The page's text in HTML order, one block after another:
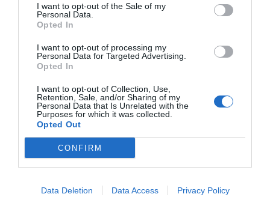
I want to opt-out of the Sale of my
Personal Data.
Opted In
I want to opt-out of processing my
Personal Data for Targeted Advertising.
Opted In
I want to opt-out of Collection, Use,
Retention, Sale, and/or Sharing of my
Personal Data that Is Unrelated with the
Purposes for which it was collected.
Opted Out
CONFIRM
Data Deletion Data Access Privacy Policy